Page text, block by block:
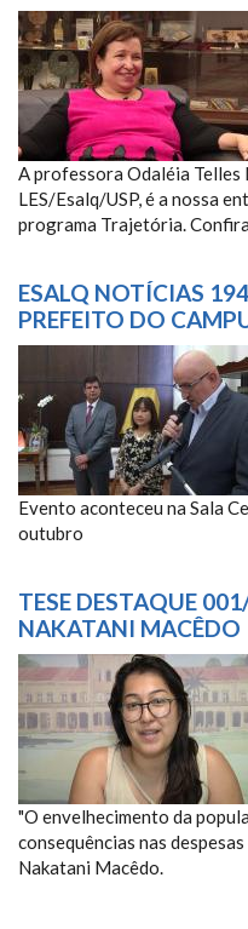
TRAJETÓRIA
TELLES
QUEIROZ
A professora Odaléia Telles
LES/Esalq/USP, é a nossa
programa Trajetória.
ESALQ NOTÍCIAS
PREFEITO DO
ESALQ
POSSE DO
CAMPUS LUIZ
Evento aconteceu na Sala
outubro
TESE DESTAQUE
NAKATANI MACÊDO
TD CARINA
MACÊDO
"O envelhecimento da
consequências nas
Nakatani Macêdo.